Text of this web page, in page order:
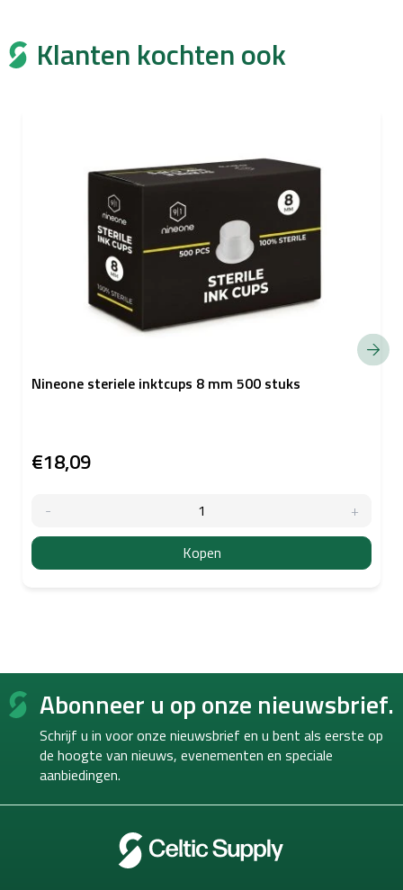
Klanten kochten ook
Nineone steriele inktcups 8 mm 500 stuks
€18,09
Kopen
F
Abonneer u op onze nieuwsbrief.
Schrijf u in voor onze nieuwsbrief en u bent als eerste op
de hoogte van nieuws, evenementen en speciale
aanbiedingen.